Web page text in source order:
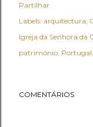
Partilhar
Labels: arquitectura
Igreja da Senhora da
património Portugal
COMENTÁRIOS